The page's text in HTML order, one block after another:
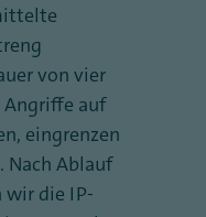
von vier
Angriffe auf
eingrenzen
Nach Ablauf
wir die IP-